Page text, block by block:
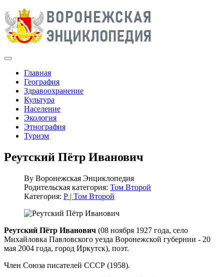
Главная
География
Здравоохранение
Культура
Население
Экология
Этнография
Туризм
Реутский Пётр Иванович
By Воронежская Энциклопедия
Родительская категория: Том Второй
Категория: Р | Том Второй
Реутский Пётр Иванович (08 ноября 1927 года, село
Михайловка Павловского уезда Воронежской губернии - 20
мая 2004 года, город Иркутск), поэт.
Член Союза писателей СССР (1958).